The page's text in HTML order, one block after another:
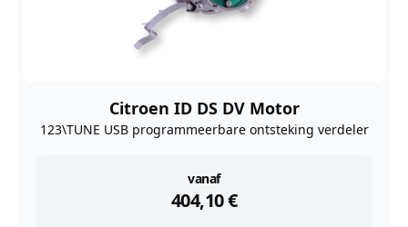
Citroen ID DS DV Motor
123\TUNE USB programmeerbare ontsteking verdeler
vanaf
404,10€
instock